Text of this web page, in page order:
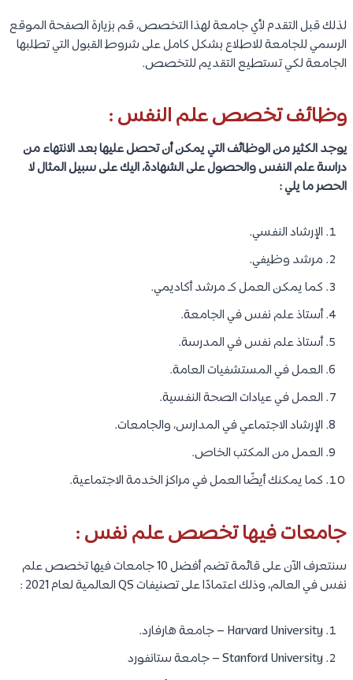
لذلك قبل التقدم لأي جامعة لهذا التخصص، قم بزيارة الصفحة الموقع
الرسمي للجامعة للاطلاع بشكل كامل على شروط القبول التي تطلبها
الجامعة لكي تستطيع التقديم للتخصص.
وظائف تخصص علم النفس :
يوجد الكثير من الوظائف التي يمكن أن تحصل عليها بعد الانتهاء من
دراسة علم النفس والحصول على الشهادة، اليك على سبيل المثال لا
الحصر ما يلي :
الإرشاد النفسي.
مرشد وظيفي.
كما يمكن العمل كـ مرشد أكاديمي.
أستاذ علم نفس في الجامعة.
أستاذ علم نفس في المدرسة.
العمل في المستشفيات العامة.
العمل في عيادات الصحة النفسية.
الإرشاد الاجتماعي في المدارس، والجامعات.
العمل من المكتب الخاص.
كما يمكنك أيضًا العمل في مراكز الخدمة الاجتماعية.
جامعات فيها تخصص علم نفس :
سنتعرف الآن على قائمة تضم أفضل 10 جامعات فيها تخصص علم
نفس في العالم، وذلك اعتمادًا على تصنيفات QS العالمية لعام 2021 :
Harvard University – جامعة هارفارد.
Stanford University – جامعة ستانفورد